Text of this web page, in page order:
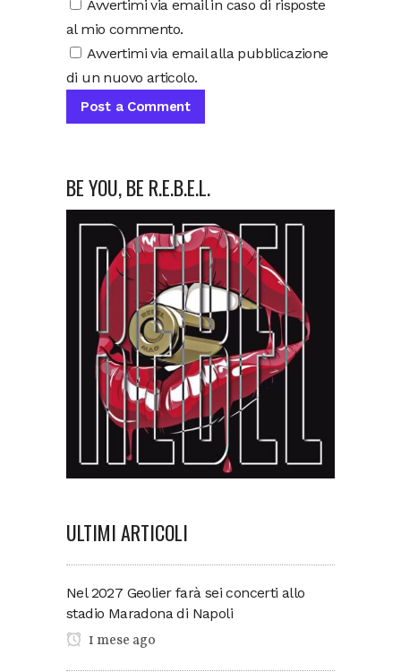
Avvertimi via email in caso di risposte
al mio commento.
Avvertimi via email alla pubblicazione
di un nuovo articolo.
BE YOU, BE R.E.B.E.L.
ULTIMI ARTICOLI
Nel 2027 Geolier farà sei concerti allo
stadio Maradona di Napoli
1 mese ago